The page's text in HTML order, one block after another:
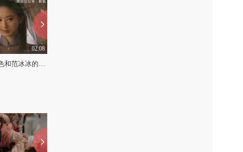
02:08
张馨予的妖精角色和范冰冰的妖精角色中间差了100个刘诗诗